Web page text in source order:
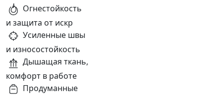
Огнестойкость
и защита от искр
Усиленные швы
и износостойкость
Дышащая ткань,
комфорт в работе
Продуманные